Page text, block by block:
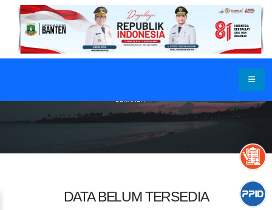
BERANDA
DATA BELUM TERSEDIA